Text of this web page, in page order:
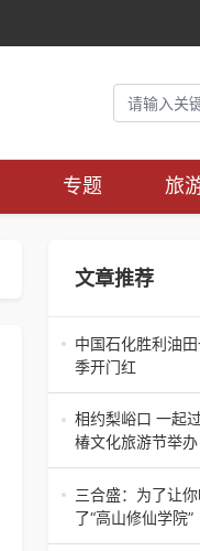
专题 旅
文章推荐
中国石化胜利油
季开门红
中国石化胜利油
季开门红济南电
度，中国石化胜
相约梨峪口 一起
椿文化旅游节举办
相约梨峪口 一起
椿文化旅游节举
日，山东省淄博
三合盛：为了让
了“高山修仙学院”
三合盛：为了让